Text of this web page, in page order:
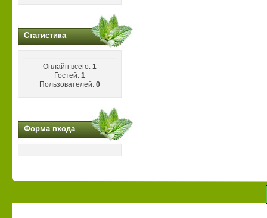
Статистика
Онлайн всего: 1
Гостей: 1
Пользователей: 0
Форма входа